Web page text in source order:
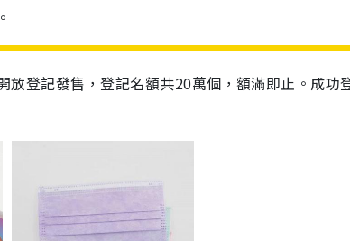
登記發售，登記名額共20萬個，額滿即止。成功